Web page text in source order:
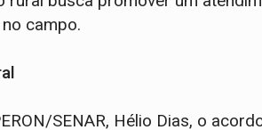
campo.
SENAR, Hélio Dias, o